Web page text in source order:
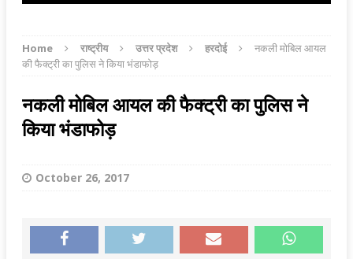
Home राष्ट्रीय उत्तर प्रदेश हरदोई
नकली मोबिल आयल
की फैक्ट्री का पुलिस ने किया भंडाफोड़
नकली मोबिल आयल की फैक्ट्री का पुलिस ने
किया भंडाफोड़
October 26, 2017